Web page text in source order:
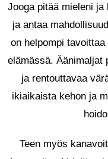
Jooga pitää mieleni
ja antaa
on helpompi
elämässä. Äänimaljat
ja rentouttavaa
ikiaikaista kehon ja
Teen myös